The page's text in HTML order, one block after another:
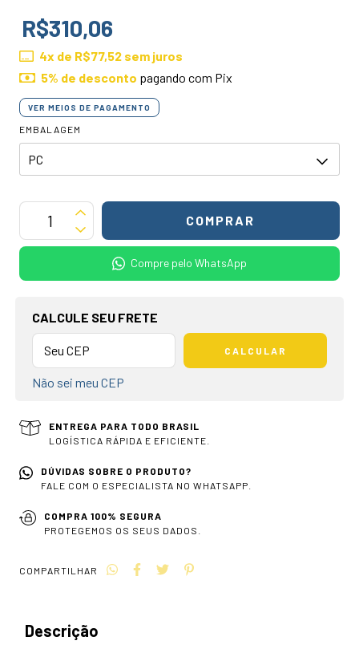
R$310,06
4x de R$77,52 sem juros
5% de desconto pagando com Pix
VER MEIOS DE PAGAMENTO
EMBALAGEM
Compre pelo WhatsApp
OPÇÕES DE FRETE
CALCULE SEU FRETE
CALCULAR
Não sei meu CEP
ENTREGA PARA TODO BRASIL
LOGÍSTICA RÁPIDA E EFICIENTE.
DÚVIDAS SOBRE O PRODUTO?
FALE COM O ESPECIALISTA NO WHATSAPP.
COMPRA 100% SEGURA
PROTEGEMOS OS SEUS DADOS.
COMPARTILHAR
Descrição